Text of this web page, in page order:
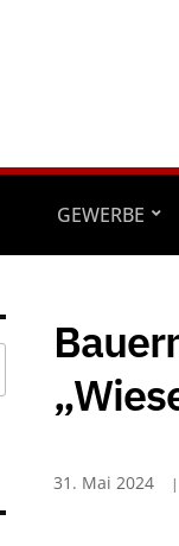
GEWERBE
31. Mai 2024